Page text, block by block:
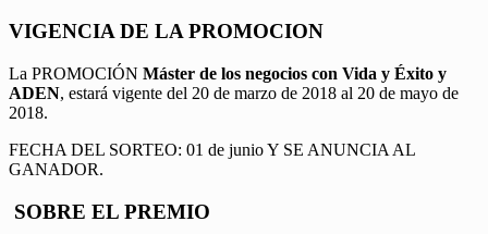
VIGENCIA DE LA PROMOCION
La PROMOCIÓN Máster de los negocios con Vida y Éxito y
ADEN, estará vigente del 20 de marzo de 2018 al 20 de mayo de
2018.
FECHA DEL SORTEO: 01 de junio Y SE ANUNCIA AL
GANADOR.
SOBRE EL PREMIO